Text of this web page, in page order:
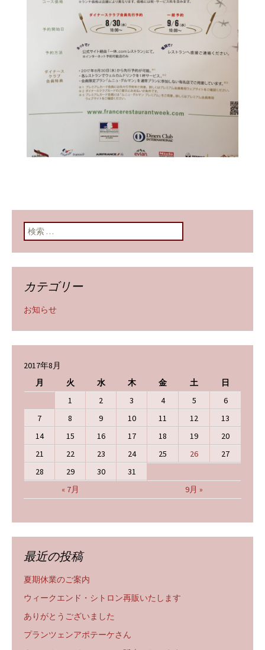
検索:
カテゴリー
お知らせ
2017年8月
月
火 水 木 金 土 日
« 7月 9月 »
1 2 3 4 5
6
7
8 9 10 11 12
13
14
15 16 17 18 19
20
21
22 23 24 25 26
27
28
29 30 31
最近の投稿
夏期休業のご案内
ウィークエンド・シトロン再販いたします
ありがとうございました
プランツェンアポテーケさん